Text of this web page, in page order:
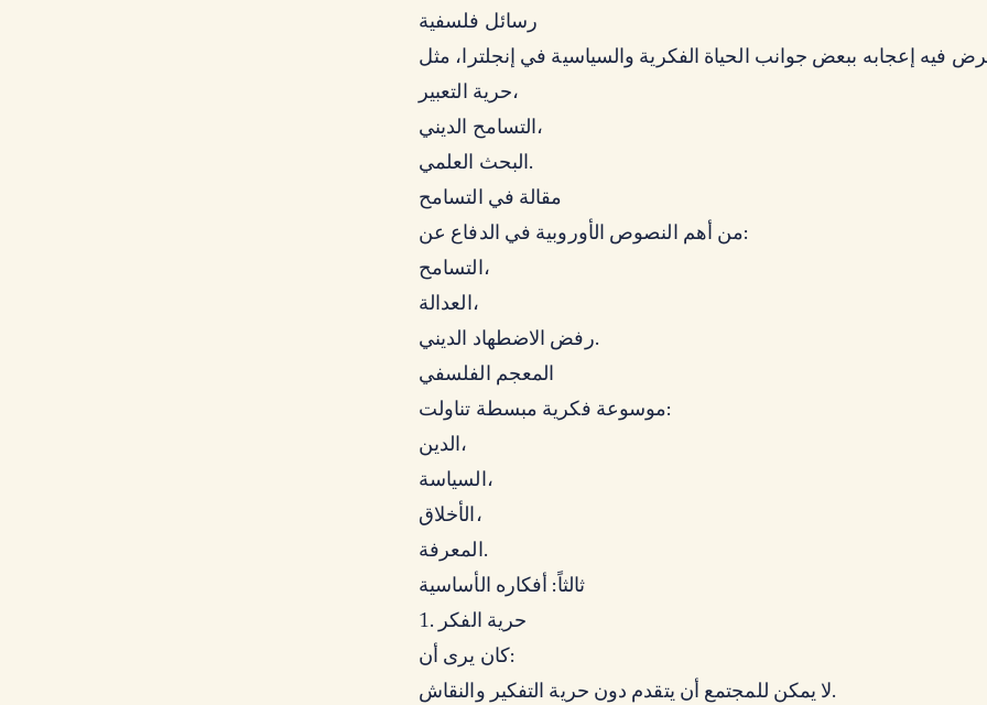
رسائل فلسفية
حرية التعبير،
التسامح الديني،
البحث العلمي.
مقالة في التسامح
من أهم النصوص الأوروبية في الدفاع عن:
التسامح،
العدالة،
رفض الاضطهاد الديني.
المعجم الفلسفي
موسوعة فكرية مبسطة تناولت:
الدين،
السياسة،
الأخلاق،
المعرفة.
ثالثاً: أفكاره الأساسية
1. حرية الفكر
كان يرى أن:
لا يمكن للمجتمع أن يتقدم دون حرية التفكير والنقاش.